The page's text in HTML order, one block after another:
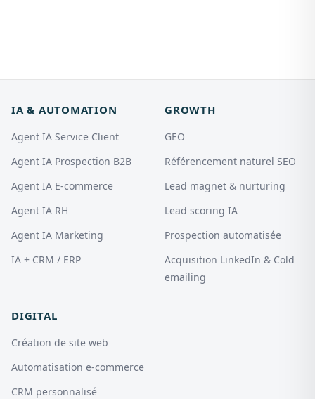
IA & AUTOMATION
Agent IA Service Client
Agent IA Prospection B2B
Agent IA E-commerce
Agent IA RH
Agent IA Marketing
IA + CRM / ERP
GROWTH
GEO
Référencement naturel SEO
Lead magnet & nurturing
Lead scoring IA
Prospection automatisée
Acquisition LinkedIn & Cold
emailing
DIGITAL
Création de site web
Automatisation e-commerce
CRM personnalisé